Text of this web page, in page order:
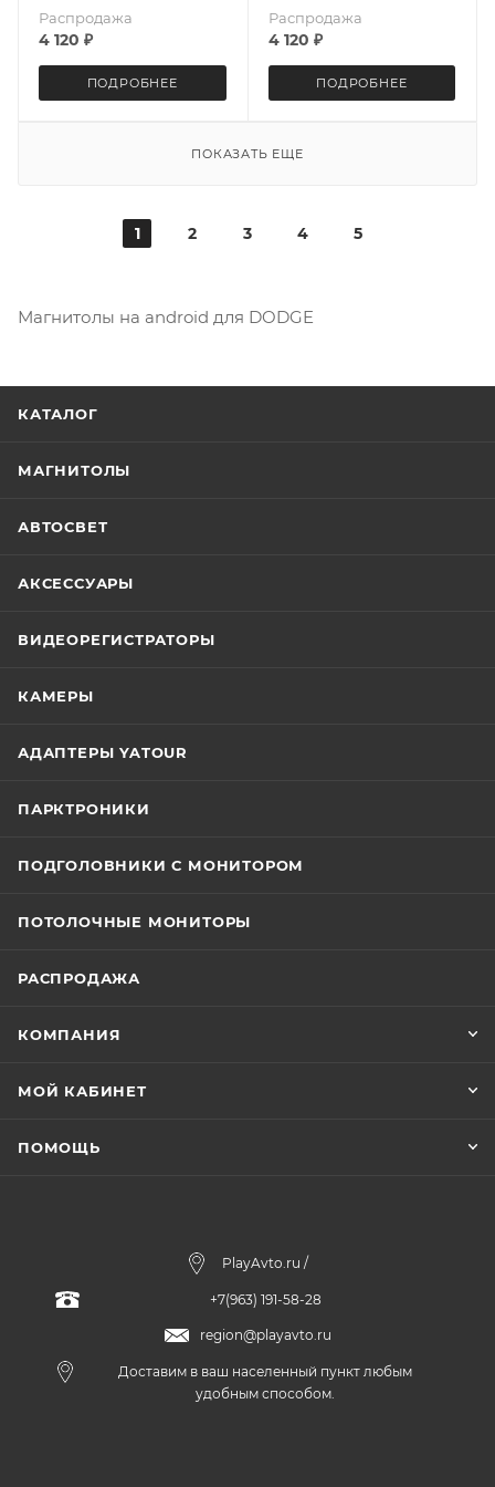
Распродажа
4 120 ₽
ПОДРОБНЕЕ
Распродажа
4 120 ₽
ПОДРОБНЕЕ
ПОКАЗАТЬ ЕЩЕ
1 2 3 4 5
Магнитолы на android для DODGE
КАТАЛОГ
МАГНИТОЛЫ
АВТОСВЕТ
АКСЕССУАРЫ
ВИДЕОРЕГИСТРАТОРЫ
КАМЕРЫ
АДАПТЕРЫ YATOUR
ПАРКТРОНИКИ
ПОДГОЛОВНИКИ С МОНИТОРОМ
ПОТОЛОЧНЫЕ МОНИТОРЫ
РАСПРОДАЖА
КОМПАНИЯ
МОЙ КАБИНЕТ
ПОМОЩЬ
PlayAvto.ru /
+7(963) 191-58-28
region@playavto.ru
Доставим в ваш населенный пункт любым
удобным способом.